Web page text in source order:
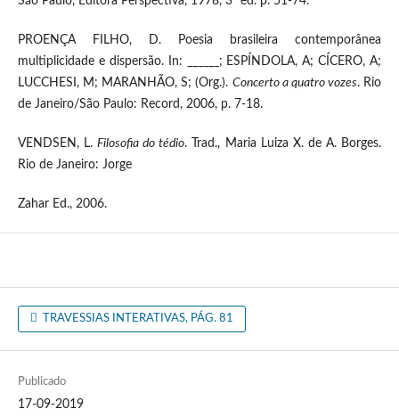
PROENÇA FILHO, D. Poesia brasileira contemporânea
multiplicidade e dispersão. In: ______; ESPÍNDOLA, A; CÍCERO, A;
LUCCHESI, M; MARANHÃO, S; (Org.). Concerto a quatro vozes. Rio
de Janeiro/São Paulo: Record, 2006, p. 7-18.
VENDSEN, L.Filosofia do tédio. Trad., Maria Luiza X. de A. Borges.
Rio de Janeiro: Jorge
Zahar Ed., 2006.
TRAVESSIAS INTERATIVAS, PÁG. 81
Publicado
17-09-2019